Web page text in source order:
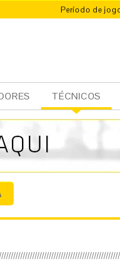
Período de
TÉCNICOS